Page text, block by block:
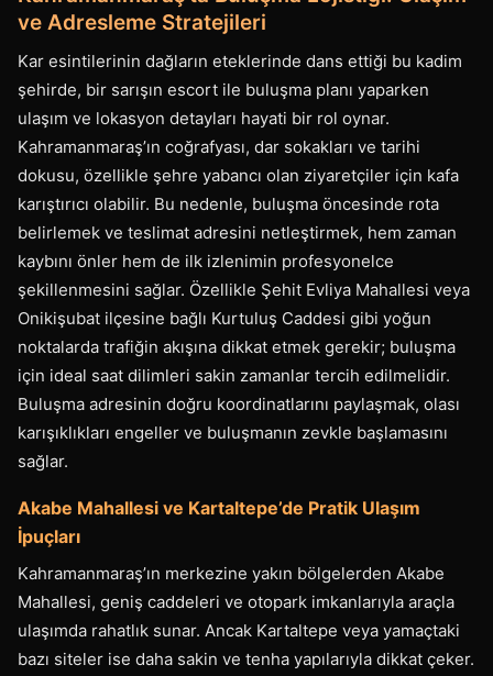
ve Adresleme Stratejileri
Kar esintilerinin dağların eteklerinde dans ettiği bu kadim
şehirde, bir sarışın escort ile buluşma planı yaparken
ulaşım ve lokasyon detayları hayati bir rol oynar.
Kahramanmaraş’ın coğrafyası, dar sokakları ve tarihi
dokusu, özellikle şehre yabancı olan ziyaretçiler için kafa
karıştırıcı olabilir. Bu nedenle, buluşma öncesinde rota
belirlemek ve teslimat adresini netleştirmek, hem zaman
kaybını önler hem de ilk izlenimin profesyonelce
şekillenmesini sağlar. Özellikle Şehit Evliya Mahallesi veya
Onikişubat ilçesine bağlı Kurtuluş Caddesi gibi yoğun
noktalarda trafiğin akışına dikkat etmek gerekir; buluşma
için ideal saat dilimleri sakin zamanlar tercih edilmelidir.
Buluşma adresinin doğru koordinatlarını paylaşmak, olası
karışıklıkları engeller ve buluşmanın zevkle başlamasını
sağlar.
Akabe Mahallesi ve Kartaltepe’de Pratik Ulaşım
İpuçları
Kahramanmaraş’ın merkezine yakın bölgelerden Akabe
Mahallesi, geniş caddeleri ve otopark imkanlarıyla araçla
ulaşımda rahatlık sunar. Ancak Kartaltepe veya yamaçtaki
bazı siteler ise daha sakin ve tenha yapılarıyla dikkat çeker.